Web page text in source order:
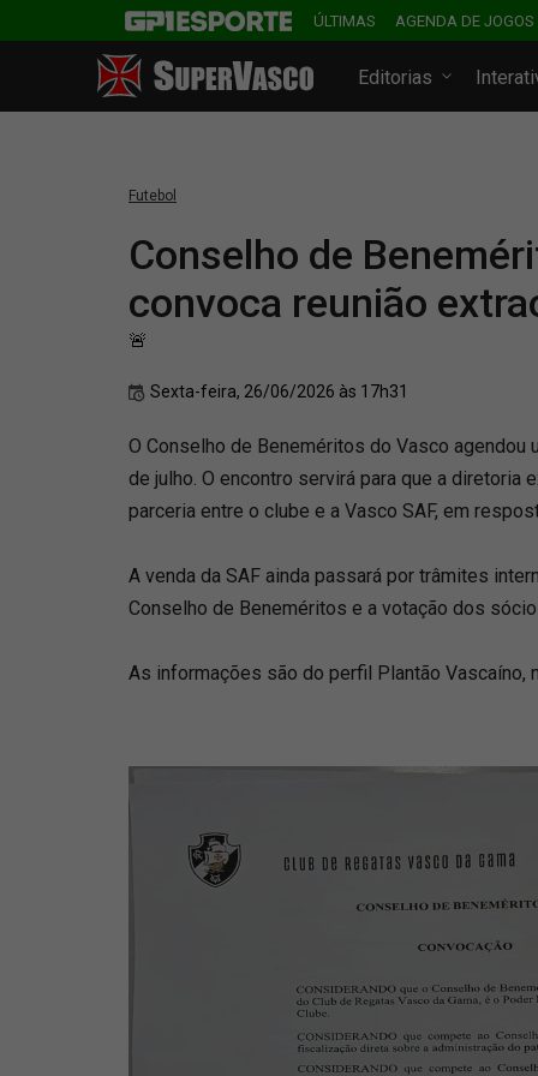
ÚLTIMAS AGENDA DE JOGOS
Editorias
Futebol
Conselho de
convoca reunião
🚨
Sexta-feira, 26/06/2026 às 17h31
O Conselho de Beneméritos do Vasco agendou
de julho. O encontro servirá para que a diretoria
parceria entre o clube e a Vasco SAF, em
A venda da SAF ainda passará por trâmites
Conselho de Beneméritos e a votação dos
As informações são do perfil Plantão Vascaíno,